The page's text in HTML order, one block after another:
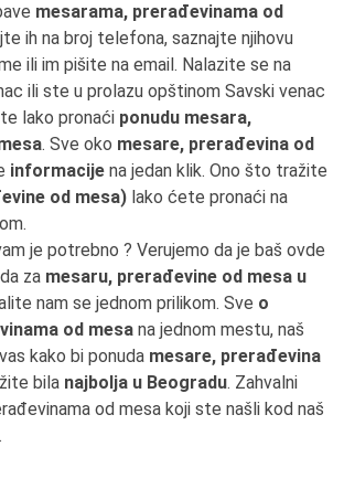
mesarama, prerađevinama od
ih na broj telefona, saznajte njihovu
ili im pišite na email. Nalazite se na
ili ste u prolazu opštinom Savski venac
lako pronaći ponudu mesara,
. Sve oko mesare, prerađevina od
informacije na jedan klik. Ono što tražite
od mesa) lako ćete pronaći na
je potrebno ? Verujemo da je baš ovde
za mesaru, prerađevine od mesa u
nam se jednom prilikom. Sve o
od mesa na jednom mestu, naš
kako bi ponuda mesare, prerađevina
bila najbolja u Beogradu. Zahvalni
od mesa koji ste našli kod naš